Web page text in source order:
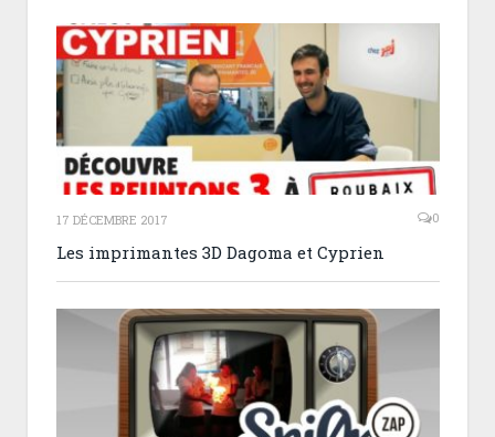
17 DÉCEMBRE 2017 0
Les imprimantes 3D Dagoma et Cyprien